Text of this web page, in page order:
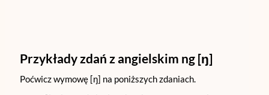
Przykłady zdań z angielskim ng [ŋ]
Poćwicz wymowę [ŋ] na poniższych zdaniach.